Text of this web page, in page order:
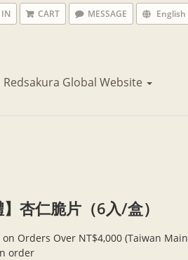
IN CART MESSAGE English
Redsakura Global Website
】杏仁脆片（6入/盒）
Orders Over NT$4,000 (Taiwan Main
order